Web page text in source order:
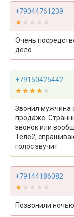
+79044761239
★★★★★
★★★★★
Очень
дело
+79150425442
★★★★★
★★★★★
Звонил мужчина
продаже.
звонок или
Теле2,
голос звучит
+79144186082
★★★★★
★★★★★
Позвонили ночью